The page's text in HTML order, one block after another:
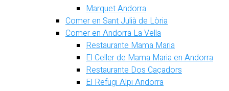
Marquet Andorra
Comer en Sant Julià de Lòria
Comer en Andorra La Vella
Restaurante Mama Maria
El Celler de Mama Maria en Andorra
Restaurante Dos Caçadors
El Refugi Alpi Andorra